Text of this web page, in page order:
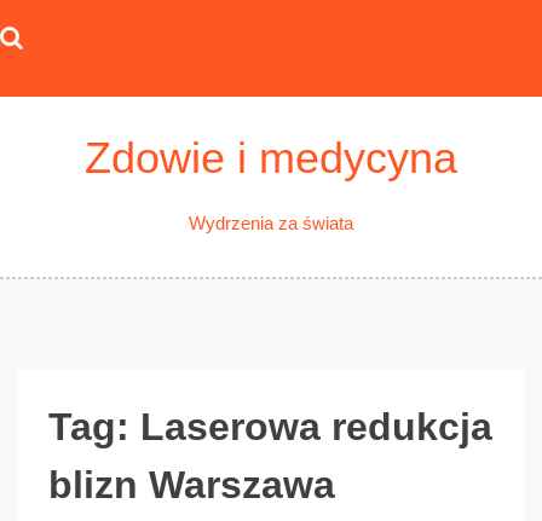
to
Zdowie i medycyna
Wydrzenia za świata
Tag: Laserowa redukcja
blizn Warszawa